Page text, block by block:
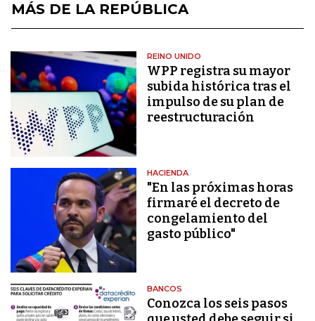
MÁS DE LA REPÚBLICA
REINO UNIDO
WPP registra su mayor
subida histórica tras el
impulso de su plan de
reestructuración
HACIENDA
"En las próximas horas
firmaré el decreto de
congelamiento del
gasto público"
BANCOS
Conozca los seis pasos